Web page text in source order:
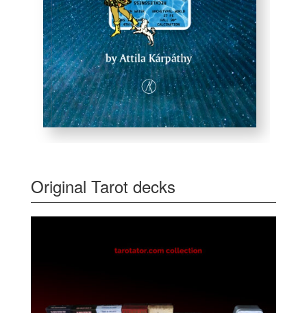
Original Tarot decks